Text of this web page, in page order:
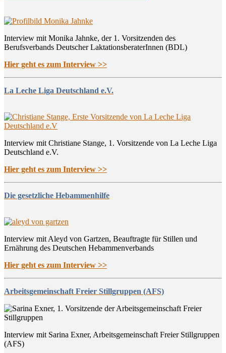
Interview mit Monika Jahnke, der 1. Vorsitzenden des
Berufsverbands Deutscher LaktationsberaterInnen (BDL)
Hier geht es zum Interview >>
La Leche Liga Deutschland e.V.
Interview mit Christiane Stange, 1. Vorsitzende von La Leche Liga
Deutschland e.V.
Hier geht es zum Interview >>
Die gesetzliche Hebammenhilfe
Interview mit Aleyd von Gartzen, Beauftragte für Stillen und
Ernährung des Deutschen Hebammenverbands
Hier geht es zum Interview >>
Arbeitsgemeinschaft Freier Stillgruppen (AFS)
Interview mit Sarina Exner, Arbeitsgemeinschaft Freier Stillgruppen
(AFS)